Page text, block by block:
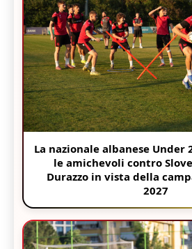
La nazionale albanese Under
le amichevoli contro
Durazzo in vista della
2027